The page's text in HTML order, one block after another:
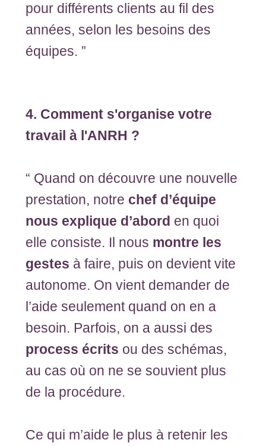
pour différents clients au fil des
années, selon les besoins des
équipes. ”
4. Comment s'organise votre
travail à l'ANRH ?
“ Quand on découvre une nouvelle
prestation, notre chef d’équipe
nous explique d’abord en quoi
elle consiste. Il nous montre les
gestes à faire, puis on devient vite
autonome. On vient demander de
l’aide seulement quand on en a
besoin. Parfois, on a aussi des
process écrits ou des schémas,
au cas où on ne se souvient plus
de la procédure.
Ce qui m’aide le plus à retenir les